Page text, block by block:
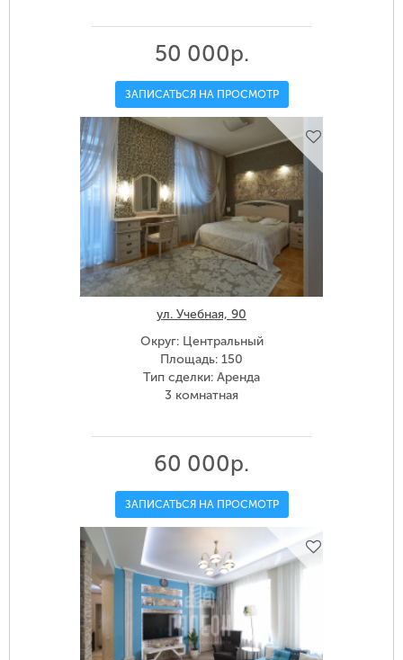
50 000р.
ЗАПИСАТЬСЯ НА ПРОСМОТР
ул. Учебная, 90
Округ: Центральный
Площадь: 150
Тип сделки: Аренда
3 комнатная
60 000р.
ЗАПИСАТЬСЯ НА ПРОСМОТР